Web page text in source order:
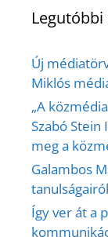
Legutóbbi
Új
Miklós
„A
Szabó
meg a
Galambos
Így ver át a